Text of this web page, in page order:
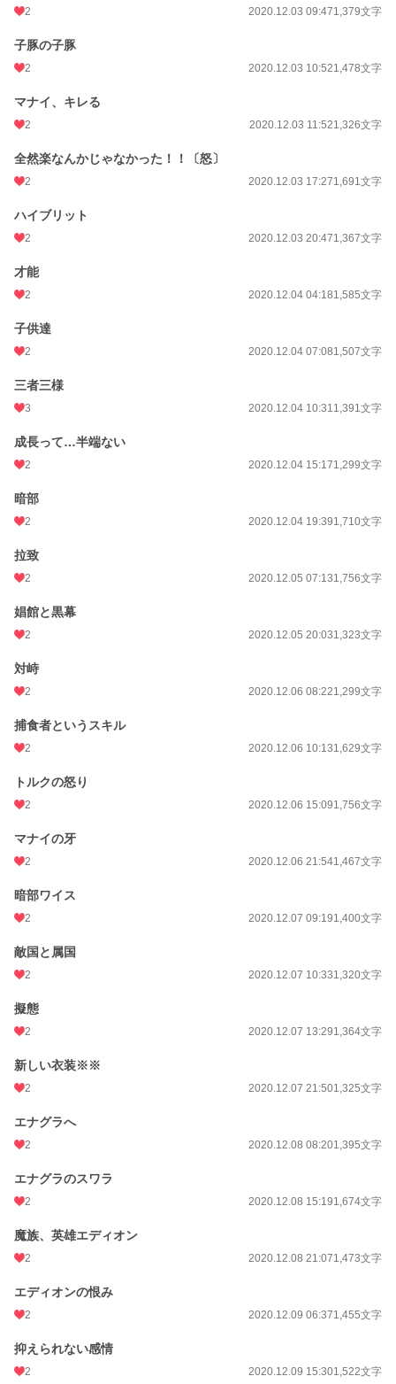
2 2020.12.03 09:471,379文字
子豚の子豚
2 2020.12.03 10:521,478文字
マナイ、キレる
2 2020.12.03 11:521,326文字
全然楽なんかじゃなかった！！〔怒〕
2 2020.12.03 17:271,691文字
ハイブリット
2 2020.12.03 20:471,367文字
才能
2 2020.12.04 04:181,585文字
子供達
2 2020.12.04 07:081,507文字
三者三様
3 2020.12.04 10:311,391文字
成長って…半端ない
2 2020.12.04 15:171,299文字
暗部
2 2020.12.04 19:391,710文字
拉致
2 2020.12.05 07:131,756文字
娼館と黒幕
2 2020.12.05 20:031,323文字
対峙
2 2020.12.06 08:221,299文字
捕食者というスキル
2 2020.12.06 10:131,629文字
トルクの怒り
2 2020.12.06 15:091,756文字
マナイの牙
2 2020.12.06 21:541,467文字
暗部ワイス
2 2020.12.07 09:191,400文字
敵国と属国
2 2020.12.07 10:331,320文字
擬態
2 2020.12.07 13:291,364文字
新しい衣装※※
2 2020.12.07 21:501,325文字
エナグラへ
2 2020.12.08 08:201,395文字
エナグラのスワラ
2 2020.12.08 15:191,674文字
魔族、英雄エディオン
2 2020.12.08 21:071,473文字
エディオンの恨み
2 2020.12.09 06:371,455文字
抑えられない感情
2 2020.12.09 15:301,522文字